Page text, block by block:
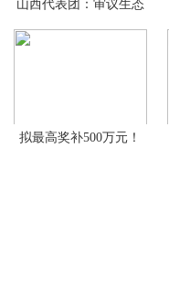
山西代表团：审议生态
环境
拟最高奖补500万元！